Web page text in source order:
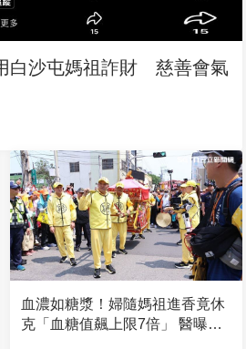
白沙屯媽祖詐財 慈善會氣
血濃如糖漿！婦隨媽祖進香竟休
克「血糖值飆上限7倍」 醫曝原